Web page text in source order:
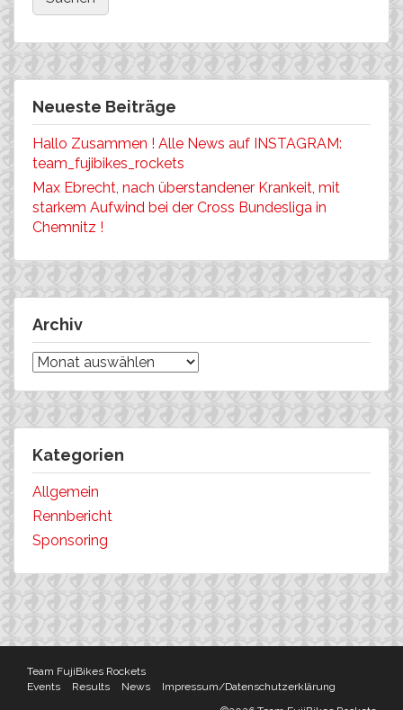
Neueste Beiträge
Hallo Zusammen ! Alle News auf INSTAGRAM:
team_fujibikes_rockets
Max Ebrecht, nach überstandener Krankeit, mit
starkem Aufwind bei der Cross Bundesliga in
Chemnitz !
Archiv
Archiv
Kategorien
Allgemein
Rennbericht
Sponsoring
Team FujiBikes Rockets
Events
Results News
Impressum/Datenschutzerklärung